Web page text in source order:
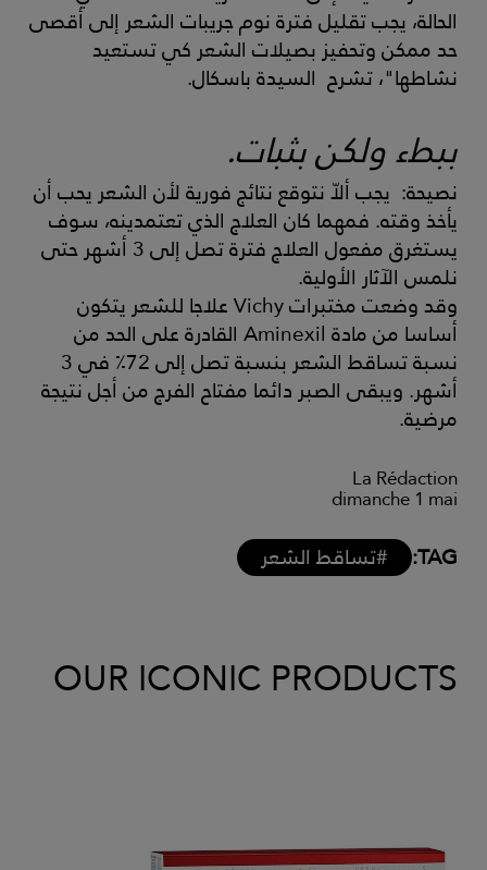
الحالة، يجب تقليل فترة نوم جريبات الشعر إلى أقصى
حد ممكن وتحفيز بصيلات الشعر كي تستعيد
نشاطها"، تشرح السيدة باسكال.
ببطء ولكن بثبات.
نصيحة: يجب ألاّ نتوقع نتائج فورية لأن الشعر يحب أن
يأخذ وقته. فمهما كان العلاج الذي تعتمدينه، سوف
يستغرق مفعول العلاج فترة تصل إلى 3 أشهر حتى
نلمس الآثار الأولية.
وقد وضعت مختبرات Vichy علاجا للشعر يتكون
أساسا من مادة Aminexil القادرة على الحد من
نسبة تساقط الشعر بنسبة تصل إلى 72٪ في 3
أشهر. ويبقى الصبر دائما مفتاح الفرج من أجل نتيجة
مرضية.
La Rédaction
dimanche 1 mai
TAG: #تساقط الشعر
OUR ICONIC PRODUCTS